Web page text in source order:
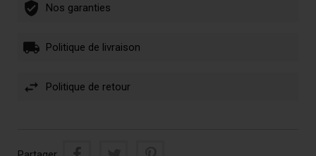
Nos garanties
Politique de livraison
Politique de retour